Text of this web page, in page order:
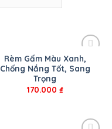
Rèm Gấm Màu Xanh,
Chống Nắng Tốt, Sang
Trọng
170.000 ₫